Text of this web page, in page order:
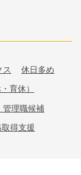
ス 休日多め
育休）
管理職候補
取得支援